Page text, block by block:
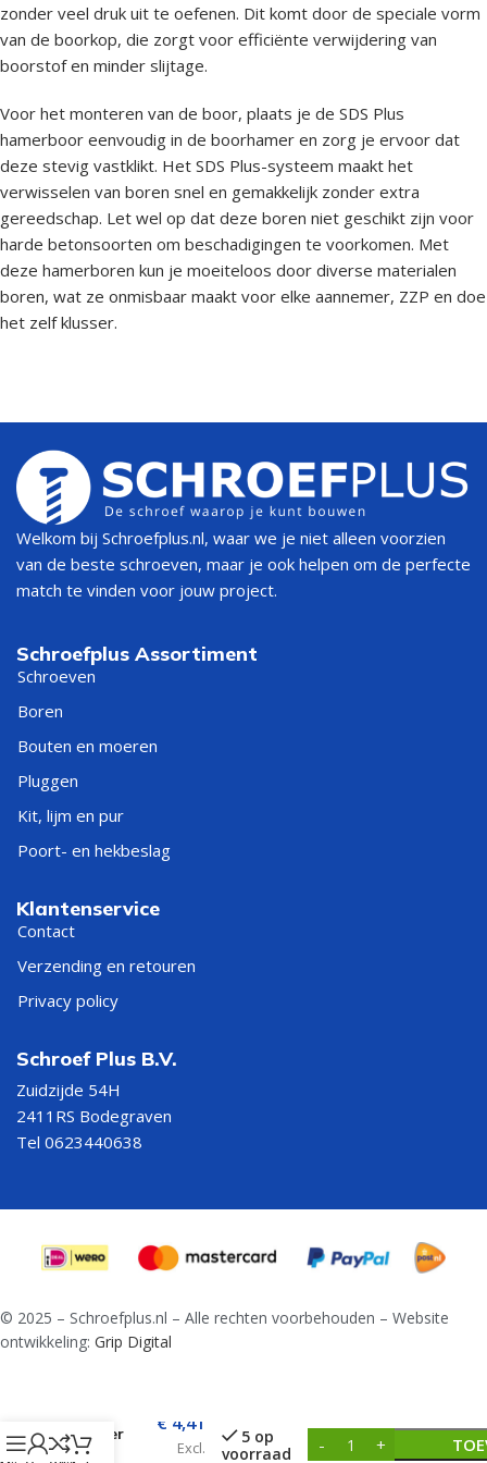
zonder veel druk uit te oefenen. Dit komt door de speciale vorm
van de boorkop, die zorgt voor efficiënte verwijdering van
boorstof en minder slijtage.
Voor het monteren van de boor, plaats je de SDS Plus
hamerboor eenvoudig in de boorhamer en zorg je ervoor dat
deze stevig vastklikt. Het SDS Plus-systeem maakt het
verwisselen van boren snel en gemakkelijk zonder extra
gereedschap. Let wel op dat deze boren niet geschikt zijn voor
harde betonsoorten om beschadigingen te voorkomen. Met
deze hamerboren kun je moeiteloos door diverse materialen
boren, wat ze onmisbaar maakt voor elke aannemer, ZZP en doe
het zelf klusser.
Welkom bij Schroefplus.nl, waar we je niet alleen voorzien
van de beste schroeven, maar je ook helpen om de perfecte
match te vinden voor jouw project.
Schroefplus Assortiment
Schroeven
Boren
Bouten en moeren
Pluggen
Kit, lijm en pur
Poort- en hekbeslag
Klantenservice
Contact
Verzending en retouren
Privacy policy
Schroef Plus B.V.
Zuidzijde 54H
2411RS Bodegraven
Tel 0623440638
© 2025 – Schroefplus.nl – Alle rechten voorbehouden – Website
ontwikkeling: Grip Digital
Snijder
14,0 x
€ 4,41
Excl.
5 op
voorraad